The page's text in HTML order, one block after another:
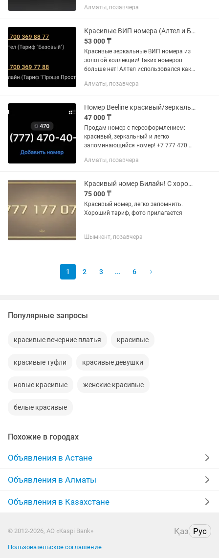
Алматы, позавчера
Красивые ВИП номера (Алтел и Билайн)
53 000 ₸
Красивые зеркальные ВИП номера из
золотой коллекции! Таких номеров
больше нет! Алтел использовался как
как рабочий номер фирмы Я
Алматы, позавчера
Номер Beeline красивый/зеркальный
47 000 ₸
Продам номер с переоформлением:
красивый, зеркальный и легко
запоминающийся номер! +7 777 470 4
Алматы, позавчера
Красивый номер Билайн! С хорошим тарифом!!!
75 000 ₸
Красивый номер, легко запомнить.
Хороший тариф, фото прилагается
Шымкент, позавчера
1 2 3 ... 6
Популярные запросы
красивые вечерние платья красивые
красивые туфли красивые девушки
новые красивые женские красивые
белые красивые
Похожие в городах
Объявления в Астане
Объявления в Алматы
Объявления в Казахстане
© 2012-2026, АО «Kaspi Bank» Қаз Рус
Пользовательское соглашение